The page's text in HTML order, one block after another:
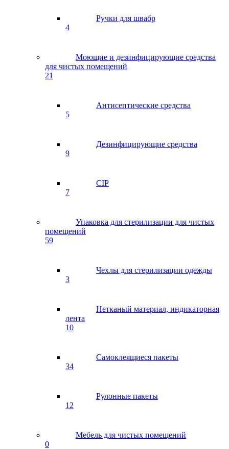
Ручки для швабр
4
Моющие и дезинфицирующие средства
для чистых помещений
21
Антисептические средства
5
Дезинфицирующие средства
9
CIP
7
Упаковка для стерилизации для чистых
помещений
59
Чехлы для стерилизации одежды
3
Нетканый материал, индикаторная
лента
10
Самоклеящиеся пакеты
34
Рулонные пакеты
12
Мебель для чистых помещений
0